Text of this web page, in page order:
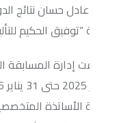
الحكيم للتأليف
ديسمبر 2025
المتخصصين في